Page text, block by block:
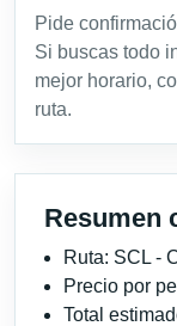
Pide
Si buscas todo
mejor horario,
ruta.
Resumen
Ruta: SCL -
Precio por
Total